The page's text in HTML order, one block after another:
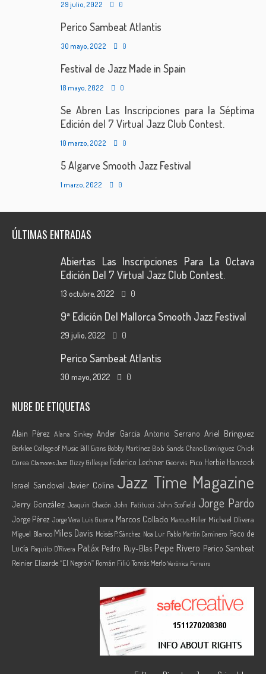
29 julio, 2022 0
Perico Sambeat Atlantis
30 mayo, 2022 0
Festival de Jazz Made in Spain
18 mayo, 2022 0
Se Abren Las Inscripciones para la Séptima
Edición del 7 Virtual Jazz Club Contest.
10 marzo, 2022 0
5 Algarve Smooth Jazz Festival
1 marzo, 2022 0
ÚLTIMAS ENTRADAS
Abiertas Las Inscripciones Para La Octava
Edición Del 7 Virtual Jazz Club Contest.
13 octubre, 2022 0
9ª Edición Del Mallorca Smooth Jazz Festival
29 julio, 2022 0
Perico Sambeat Atlantis
30 mayo, 2022 0
NUBE DE ETIQUETAS
Alain Pérez Alana Sinkey Ander García Antonio Serrano Ariel Brínguez
Berklee College of Music Bill Evans Bobby Martínez Bob Sands Chano Domínguez Chick
Corea Clamores Jazz Dizzy Gillespie Federico Lechner Georvis Pico Herbie Hancock
Israel Sandoval Javier Colina Jazz Time Magazine
Jerry González Joaquin Chacón John Patitucci John Scofield Jorge Pardo
Jorge Pérez Jorge Vera Luis Guerra Marcos Collado Marcus Miller Michael Olivera
Miguel Blanco Miles Davis Moisés P. Sánchez Noa Lur Pablo Martín Caminero Paco de
Lucía Paquito D'Rivera Patáx Pedro Ruy-Blas Pepe Rivero Perico Sambeat
Reinier Elizarde “El Negrón” Román Filiú Tomás Merlo Verónica Ferreiro